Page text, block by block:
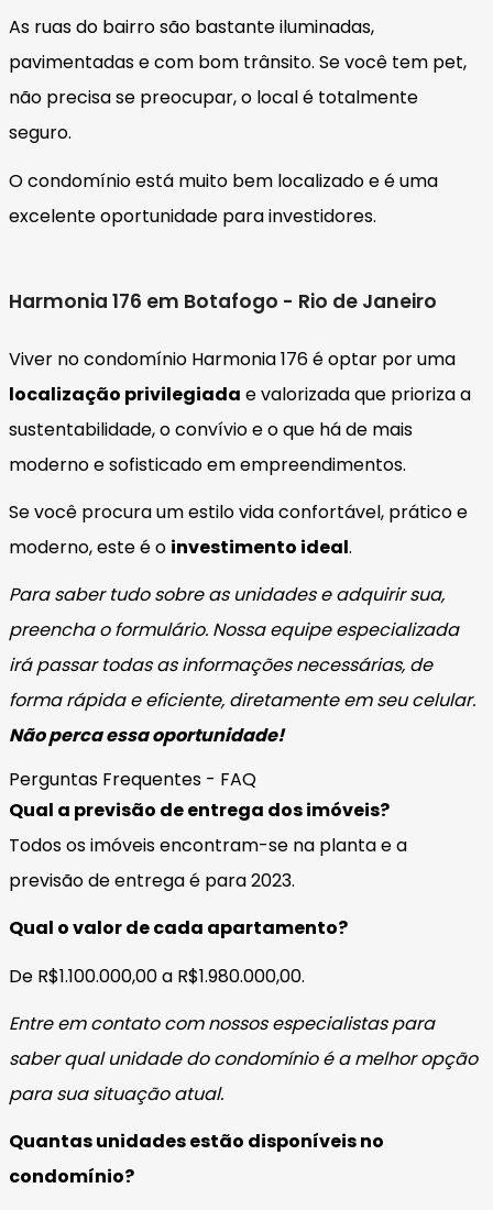
As ruas do bairro são bastante iluminadas,
pavimentadas e com bom trânsito. Se você tem pet,
não precisa se preocupar, o local é totalmente
seguro.
O condomínio está muito bem localizado e é uma
excelente oportunidade para investidores.
Harmonia 176 em Botafogo - Rio de Janeiro
Viver no condomínio Harmonia 176 é optar por uma
localização privilegiada e valorizada que prioriza a
sustentabilidade, o convívio e o que há de mais
moderno e sofisticado em empreendimentos.
Se você procura um estilo vida confortável, prático e
moderno, este é o investimento ideal.
Para saber tudo sobre as unidades e adquirir sua,
preencha o formulário. Nossa equipe especializada
irá passar todas as informações necessárias, de
forma rápida e eficiente, diretamente em seu celular.
Não perca essa oportunidade!
Perguntas Frequentes - FAQ
Qual a previsão de entrega dos imóveis?
Todos os imóveis encontram-se na planta e a
previsão de entrega é para 2023.
Qual o valor de cada apartamento?
De R$1.100.000,00 a R$1.980.000,00.
Entre em contato com nossos especialistas para
saber qual unidade do condomínio é a melhor opção
para sua situação atual.
Quantas unidades estão disponíveis no
condomínio?